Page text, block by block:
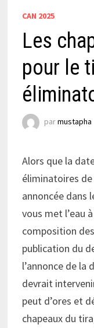
CAN 2025
Les
pour le
parmustapha
Alors que la
éliminatoires
annoncée dans
vous met l’eau
composition
publication du
l’annonce de
devrait
peut d’ores et
chapeaux du